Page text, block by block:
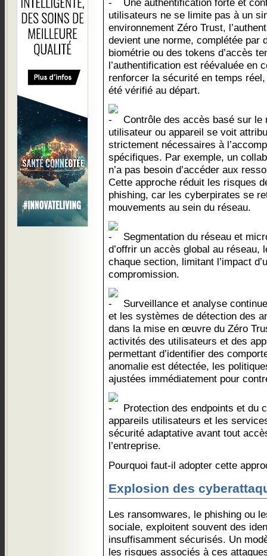
Une authentification forte et
utilisateurs ne se limite pas à un
environnement Zéro Trust,
devient une norme, complétée par
biométrie ou des tokens d’accès
l’authentification est réévaluée en
renforcer la sécurité en temps
été vérifié au départ.
Contrôle des accès basé sur le
utilisateur ou appareil se voit
strictement nécessaires à
spécifiques. Par exemple, un
n’a pas besoin d’accéder aux
Cette approche réduit les risques
phishing, car les cyberpirates se
mouvements au sein du réseau.
Segmentation du réseau et
d’offrir un accès global au réseau,
chaque section, limitant l’impact
compromission.
Surveillance et analyse
et les systèmes de détection des
dans la mise en œuvre du Zéro
activités des utilisateurs et des
permettant d’identifier des
anomalie est détectée, les
ajustées immédiatement pour
Protection des endpoints et du
appareils utilisateurs et les
sécurité adaptative avant tout
l’entreprise.
Pourquoi faut-il adopter cette
Explosion des
Les ransomwares, le phishing ou
sociale, exploitent souvent des
insuffisamment sécurisés. Un
les risques associés à ces